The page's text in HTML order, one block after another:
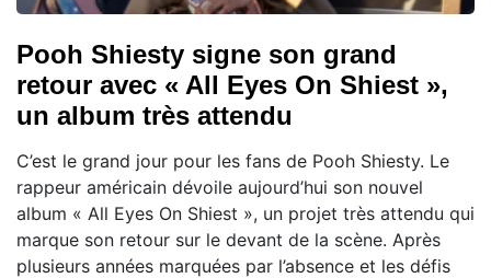
Pooh Shiesty signe son grand
retour avec « All Eyes On Shiest »,
un album très attendu
C’est le grand jour pour les fans de Pooh Shiesty. Le
rappeur américain dévoile aujourd’hui son nouvel
album « All Eyes On Shiest », un projet très attendu qui
marque son retour sur le devant de la scène. Après
plusieurs années marquées par l’absence et les défis